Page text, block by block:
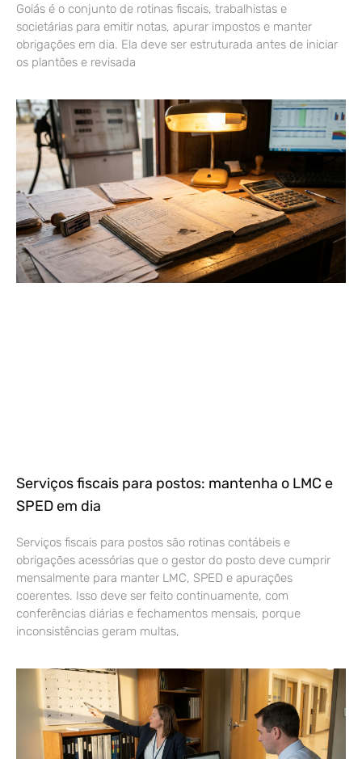
Goiás é o conjunto de rotinas fiscais, trabalhistas e
societárias para emitir notas, apurar impostos e manter
obrigações em dia. Ela deve ser estruturada antes de iniciar
os plantões e revisada
Serviços fiscais para postos: mantenha o LMC e
SPED em dia
Serviços fiscais para postos são rotinas contábeis e
obrigações acessórias que o gestor do posto deve cumprir
mensalmente para manter LMC, SPED e apurações
coerentes. Isso deve ser feito continuamente, com
conferências diárias e fechamentos mensais, porque
inconsistências geram multas,